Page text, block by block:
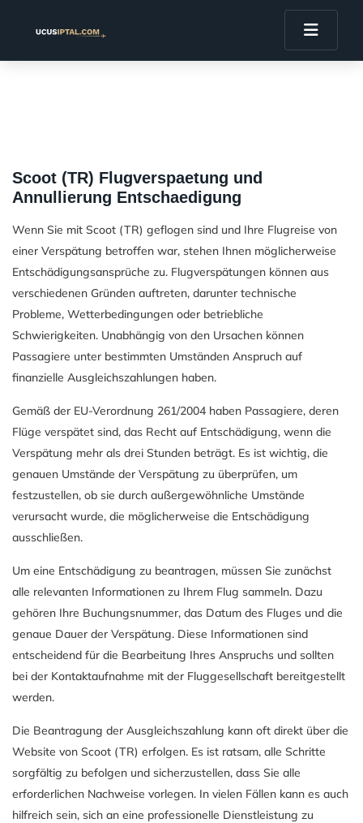
Scoot (TR) Flugverspaetung und
Annullierung Entschaedigung
Wenn Sie mit Scoot (TR) geflogen sind und Ihre Flugreise von
einer Verspätung betroffen war, stehen Ihnen möglicherweise
Entschädigungsansprüche zu. Flugverspätungen können aus
verschiedenen Gründen auftreten, darunter technische
Probleme, Wetterbedingungen oder betriebliche
Schwierigkeiten. Unabhängig von den Ursachen können
Passagiere unter bestimmten Umständen Anspruch auf
finanzielle Ausgleichszahlungen haben.
Gemäß der EU-Verordnung 261/2004 haben Passagiere, deren
Flüge verspätet sind, das Recht auf Entschädigung, wenn die
Verspätung mehr als drei Stunden beträgt. Es ist wichtig, die
genauen Umstände der Verspätung zu überprüfen, um
festzustellen, ob sie durch außergewöhnliche Umstände
verursacht wurde, die möglicherweise die Entschädigung
ausschließen.
Um eine Entschädigung zu beantragen, müssen Sie zunächst
alle relevanten Informationen zu Ihrem Flug sammeln. Dazu
gehören Ihre Buchungsnummer, das Datum des Fluges und die
genaue Dauer der Verspätung. Diese Informationen sind
entscheidend für die Bearbeitung Ihres Anspruchs und sollten
bei der Kontaktaufnahme mit der Fluggesellschaft bereitgestellt
werden.
Die Beantragung der Ausgleichszahlung kann oft direkt über die
Website von Scoot (TR) erfolgen. Es ist ratsam, alle Schritte
sorgfältig zu befolgen und sicherzustellen, dass Sie alle
erforderlichen Nachweise vorlegen. In vielen Fällen kann es auch
hilfreich sein, sich an eine professionelle Dienstleistung zu